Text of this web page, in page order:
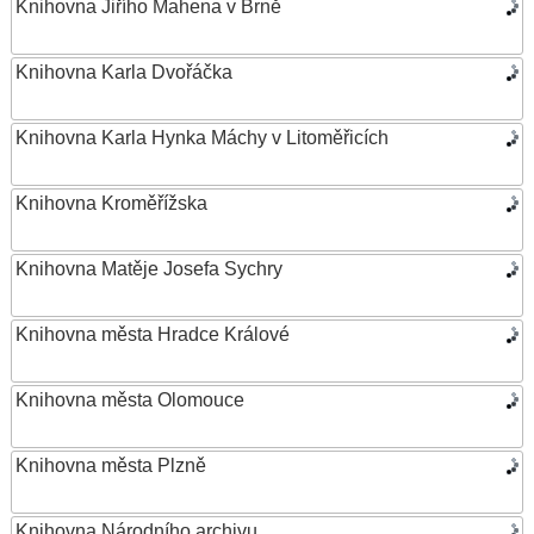
Knihovna Jiřího Mahena v Brně
Knihovna Karla Dvořáčka
Knihovna Karla Hynka Máchy v Litoměřicích
Knihovna Kroměřížska
Knihovna Matěje Josefa Sychry
Knihovna města Hradce Králové
Knihovna města Olomouce
Knihovna města Plzně